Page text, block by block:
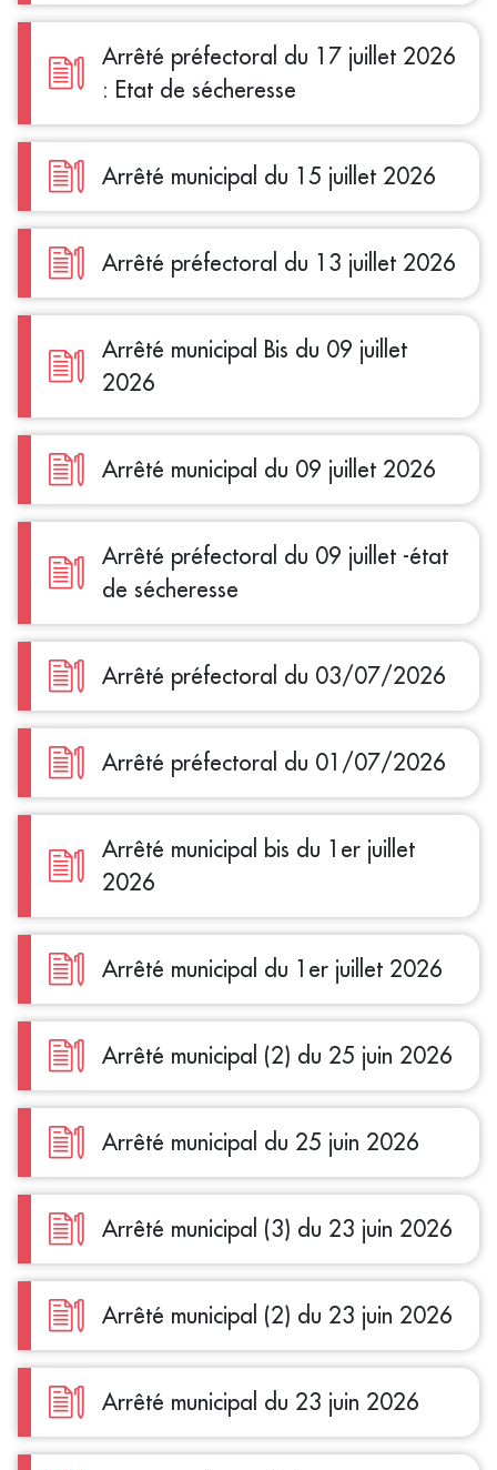
Arrêté préfectoral du 17 juillet 2026
: Etat de sécheresse
Arrêté municipal du 15 juillet 2026
Arrêté préfectoral du 13 juillet 2026
Arrêté municipal Bis du 09 juillet
2026
Arrêté municipal du 09 juillet 2026
Arrêté préfectoral du 09 juillet -état
de sécheresse
Arrêté préfectoral du 03/07/2026
Arrêté préfectoral du 01/07/2026
Arrêté municipal bis du 1er juillet
2026
Arrêté municipal du 1er juillet 2026
Arrêté municipal (2) du 25 juin 2026
Arrêté municipal du 25 juin 2026
Arrêté municipal (3) du 23 juin 2026
Arrêté municipal (2) du 23 juin 2026
Arrêté municipal du 23 juin 2026